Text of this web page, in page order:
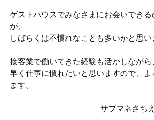
ゲストハウスでみなさまにお会いでき
が、
しばらくは不慣れなことも多いかと思い
接客業で働いてきた経験も活かしながら、
早く仕事に慣れたいと思いますので、よ
ます。
サブマネさち